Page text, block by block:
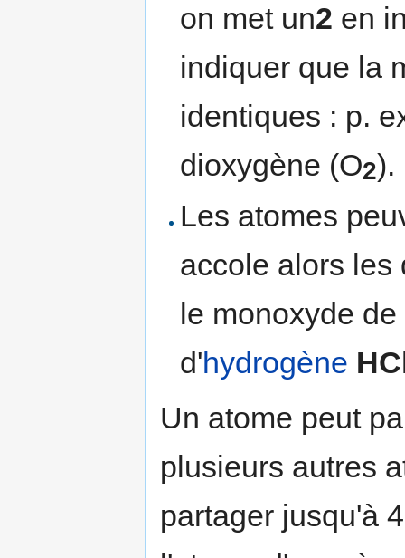
on met un2 en
indiquer que la
identiques : p.
dioxygène (O2).
Les atomes
accole alors les
le monoxyde de
d'hydrogène
Un atome peut
plusieurs autres
partager jusqu'à